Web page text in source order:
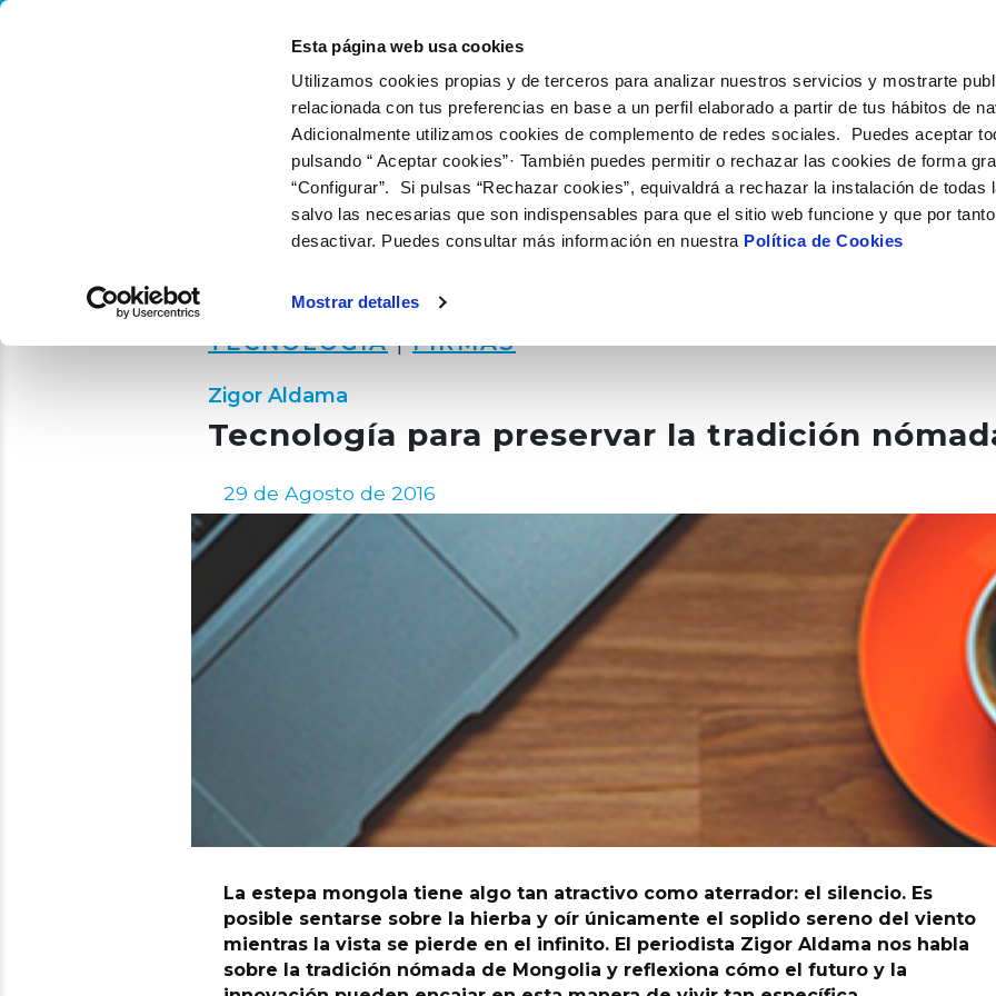
Esta página web usa cookies
Utilizamos cookies propias y de terceros para analizar nuestros servicios y mostrarte
relacionada con tus preferencias en base a un perfil elaborado a partir de tus hábitos de
Adicionalmente utilizamos cookies de complemento de redes sociales. Puedes aceptar
pulsando “ Aceptar cookies”· También puedes permitir o rechazar las cookies de forma
“Configurar”. Si pulsas “Rechazar cookies”, equivaldrá a rechazar la instalación de todas
salvo las necesarias que son indispensables para que el sitio web funcione y que por
desactivar. Puedes consultar más información en nuestra Política de Cookies
Mostrar detalles
TECNOLOGÍA|FIRMAS
Zigor Aldama
Tecnología para preservar la tradición
29 de Agosto de 2016
La estepa mongola tiene algo tan atractivo como aterrador: el silencio. Es
posible sentarse sobre la hierba y oír únicamente el soplido sereno del viento
mientras la vista se pierde en el infinito. El periodista Zigor Aldama nos habla
sobre la tradición nómada de Mongolia y reflexiona cómo el futuro y la